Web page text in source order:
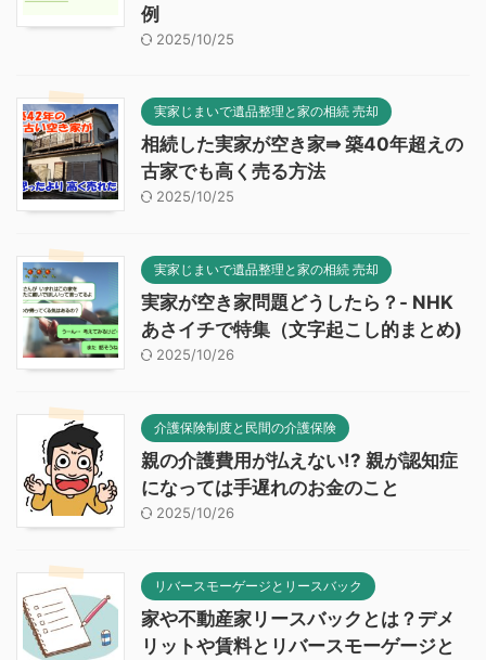
例
2025/10/25
実家じまいで遺品整理と家の相続 売却
相続した実家が空き家⇛ 築40年超えの
古家でも高く売る方法
2025/10/25
実家じまいで遺品整理と家の相続 売却
実家が空き家問題どうしたら？- NHK
あさイチで特集（文字起こし的まとめ)
2025/10/26
介護保険制度と民間の介護保険
親の介護費用が払えない!? 親が認知症
になっては手遅れのお金のこと
2025/10/26
リバースモーゲージとリースバック
家や不動産家リースバックとは？デメ
リットや賃料とリバースモーゲージと